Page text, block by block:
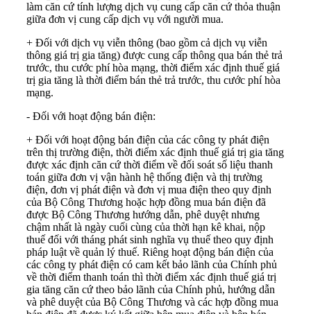
làm căn cứ tính lượng dịch vụ cung cấp căn cứ thỏa thuận
giữa đơn vị cung cấp dịch vụ với người mua.
+ Đối với dịch vụ viễn thông (bao gồm cả dịch vụ viễn
thông giá trị gia tăng) được cung cấp thông qua bán thẻ trả
trước, thu cước phí hòa mạng, thời điểm xác định thuế giá
trị gia tăng là thời điểm bán thẻ trả trước, thu cước phí hòa
mạng.
- Đối với hoạt động bán điện:
+ Đối với hoạt động bán điện của các công ty phát điện
trên thị trường điện, thời điểm xác định thuế giá trị gia tăng
được xác định căn cứ thời điểm về đối soát số liệu thanh
toán giữa đơn vị vận hành hệ thống điện và thị trường
điện, đơn vị phát điện và đơn vị mua điện theo quy định
của Bộ Công Thương hoặc hợp đồng mua bán điện đã
được Bộ Công Thương hướng dẫn, phê duyệt nhưng
chậm nhất là ngày cuối cùng của thời hạn kê khai, nộp
thuế đối với tháng phát sinh nghĩa vụ thuế theo quy định
pháp luật về quản lý thuế. Riêng hoạt động bán điện của
các công ty phát điện có cam kết bảo lãnh của Chính phủ
về thời điểm thanh toán thì thời điểm xác định thuế giá trị
gia tăng căn cứ theo bảo lãnh của Chính phủ, hướng dẫn
và phê duyệt của Bộ Công Thương và các hợp đồng mua